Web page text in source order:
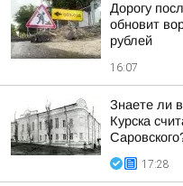
Дорогу
обновит
рублей
16:07
Знаете ли
Курска
17:28